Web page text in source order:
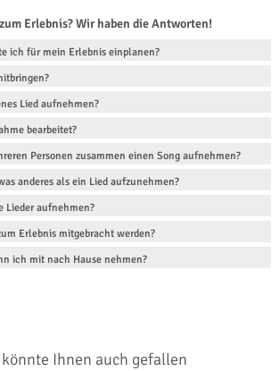
Erlebnis? Wir haben die Antworten!
ich für mein Erlebnis einplanen?
Lied aufnehmen?
bearbeitet?
Personen zusammen einen Song aufnehmen?
anderes als ein Lied aufzunehmen?
Lieder aufnehmen?
Erlebnis mitgebracht werden?
ich mit nach Hause nehmen?
könnte Ihnen auch gefallen